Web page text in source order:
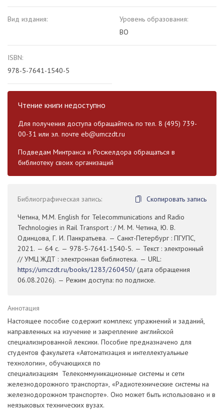
Вид издания:
Уровень образования:
ВО
ISBN:
978-5-7641-1540-5
Чтение книги недоступно
Для получения доступа обращайтесь по тел. 8 (495) 739-
00-31 или эл. почте eb@umczdt.ru
Подведам Минтранса и Росжелдора обращаться в
библиотеку своих организаций
Библиографическая запись:
Скопировать запись
Четина, М.М. English for Telecommunications and Radio
Technologies in Rail Transport : / М. М. Четина, Ю. В.
Одинцова, Г. И. Панкратьева. — Санкт-Петербург : ПГУПС,
2021. — 64 с. — 978-5-7641-1540-5. — Текст : электронный
// УМЦ ЖДТ : электронная библиотека. — URL:
https://umczdt.ru/books/1283/260450/(дата обращения
06.08.2026). — Режим доступа: по подписке.
Аннотация
Настоящее пособие содержит комплекс упражнений и заданий,
направленных на изучение и закрепление английской
специализированной лексики. Пособие предназначено для
студентов факультета «Автоматизация и интеллектуальные
технологии», обучающихся по
специализациям Телекоммуникационные системы и сети
железнодорожного транспорта», «Радиотехнические системы на
железнодорожном транспорте». Оно может быть использовано и в
неязыковых технических вузах.